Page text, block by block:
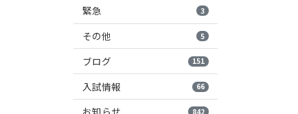
緊急 3
その他 5
ブログ 151
入試情報 66
842